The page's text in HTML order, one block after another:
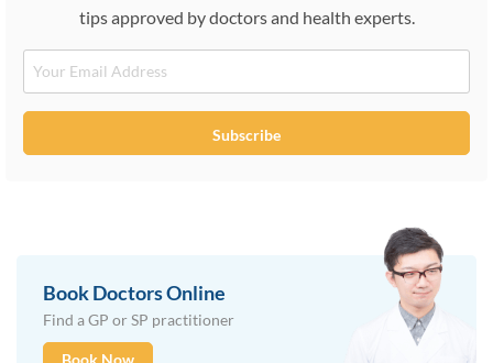
tips approved by doctors and health experts.
Email
Subscribe
Book Doctors Online
Find a GP or SP practitioner